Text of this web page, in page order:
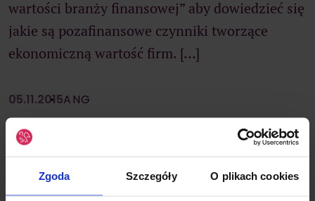
Zgoda Szczegóły O plikach cookies
wartości branży finansowej” aby dowiedzieć się
jakie są pozafinansowe czynniki tworzące
ekonomiczną wartość firm. […]
05.11.2015ANG